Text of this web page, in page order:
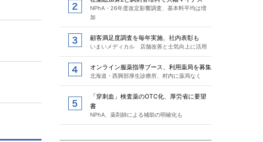
NPhA・26年度改定影響調査、基本料平均は増
加
顧客満足度調査を毎年実施、社内表彰も
いまいメディカル 店舗改善と士気向上に活用
オンライン服薬指導ブース、利用薬局を募集
北海道・西興部厚生診療所、村内に薬局なく
「穿刺血」検査薬のOTC化、厚労省に要望
書
NPhA、薬剤師による補助の明確化も